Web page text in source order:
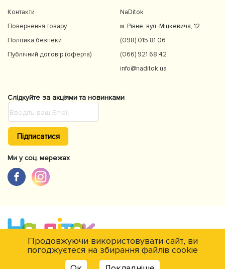
Контакти
Повернення товару
Політика безпеки
Публічний договір (оферта)
NaDitok
м. Рівне, вул. Міцкевича, 12
(098) 015 81 06
(066) 921 68 42
info@naditok.ua
Слідкуйте за акціями та новинками
Підписатися
Ми у соц. мережах
© NaDitok © 2012-2026Інтернет-магазин товарів для дітей Naditok. Всі
Є питання?
Продовжуючи використовувати сайт, ви
погоджуєтеся на збирання файлів cookie